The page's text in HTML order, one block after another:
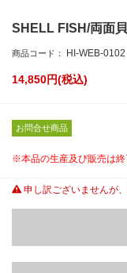
SHELL FISH/両面
商品コード： HI-WEB-0102
14,850円(税込)
お問合せ商品
※本品の生産及び販売は
申し訳ございませんが